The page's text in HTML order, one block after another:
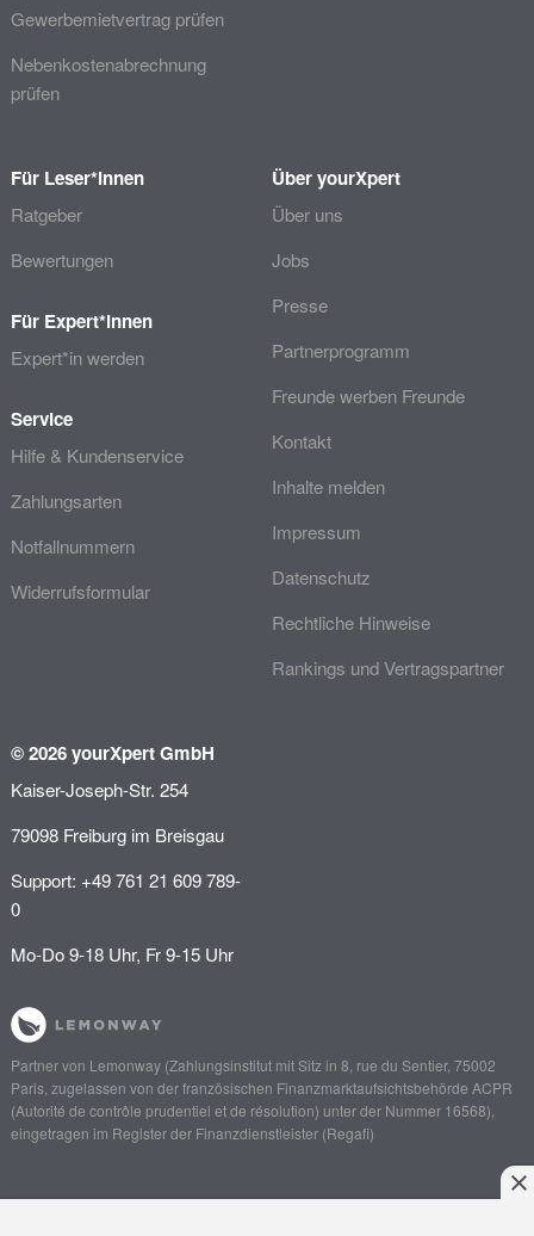
Gewerbemietvertrag prüfen
Nebenkostenabrechnung
prüfen
Für Leser*innen
Ratgeber
Bewertungen
Für Expert*innen
Expert*in werden
Service
Hilfe & Kundenservice
Zahlungsarten
Notfallnummern
Widerrufsformular
Über yourXpert
Über uns
Jobs
Presse
Partnerprogramm
Freunde werben Freunde
Kontakt
Inhalte melden
Impressum
Datenschutz
Rechtliche Hinweise
Rankings und Vertragspartner
© 2026 yourXpert GmbH
Kaiser-Joseph-Str. 254
79098 Freiburg im Breisgau
Support: +49 761 21 609 789-
0
Mo-Do 9-18 Uhr, Fr 9-15 Uhr
Partner von Lemonway(Zahlungsinstitut mit Sitz in 8, rue du Sentier, 75002
Paris, zugelassen von der französischen Finanzmarktaufsichtsbehörde ACPR
(Autorité de contrôle prudentiel et de résolution) unter der Nummer 16568),
eingetragen im Register der Finanzdienstleister (Regafi)